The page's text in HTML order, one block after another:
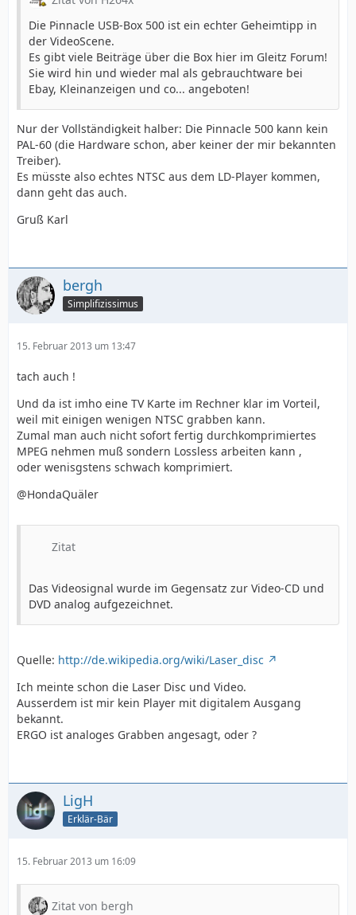
Die Pinnacle USB-Box 500 ist ein echter Geheimtipp in
der VideoScene.
Es gibt viele Beiträge über die Box hier im Gleitz Forum!
Sie wird hin und wieder mal als gebrauchtware bei
Ebay, Kleinanzeigen und co... angeboten!
Nur der Vollständigkeit halber: Die Pinnacle 500 kann kein
PAL-60 (die Hardware schon, aber keiner der mir bekannten
Treiber).
Es müsste also echtes NTSC aus dem LD-Player kommen,
dann geht das auch.
Gruß Karl
bergh
Simplifizissimus
15. Februar 2013 um 13:47
tach auch !
Und da ist imho eine TV Karte im Rechner klar im Vorteil,
weil mit einigen wenigen NTSC grabben kann.
Zumal man auch nicht sofort fertig durchkomprimiertes
MPEG nehmen muß sondern Lossless arbeiten kann ,
oder wenisgstens schwach komprimiert.
@HondaQuäler
Zitat
Das Videosignal wurde im Gegensatz zur Video-CD und
DVD analog aufgezeichnet.
Quelle: http://de.wikipedia.org/wiki/Laser_disc
Ich meinte schon die Laser Disc und Video.
Ausserdem ist mir kein Player mit digitalem Ausgang
bekannt.
ERGO ist analoges Grabben angesagt, oder ?
LigH
Erklär-Bär
15. Februar 2013 um 16:09
Zitat von bergh